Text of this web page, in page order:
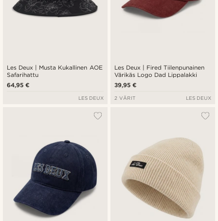
Les Deux | Musta Kukallinen AOE
Safarihattu
64,95 €
LES DEUX
Les Deux | Fired Tiilenpunainen
Värikäs Logo Dad Lippalakki
39,95 €
2 VÄRIT LES DEUX